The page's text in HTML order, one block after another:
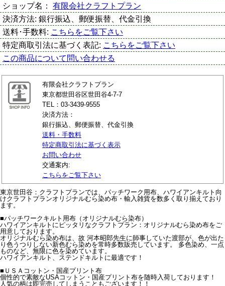
ショップ名： 有限会社クラフトプラン
決済方法: 銀行振込、郵便振替、代金引換
送料･手数料: こちらをご覧下さい
特定商取引法に基づく表記: こちらをご覧下さい
この商品について問い合わせる
有限会社クラフトプラン
東京都世田谷区世田谷4-7-7
TEL：03-3439-9555
決済方法：
銀行振込、郵便振替、代金引換
送料・手数料
特定商取引法に基づく表示
お問い合わせ
交通案内:
こちらをご覧下さい
東京世田谷：クラフトプランでは、パッチワーク用布、ハワイアンキルト向
けクラフトプランオリジナルむら染め布・輸入雑貨を数多く取り揃えており
ます。
■パッチワークキルト用布（オリジナルむら染布）
ハワイアンキルトにピッタリなクラフトプラン：オリジナルむら染め布をご
用意しております。
オリジナルむら染め布は、故 河本昭郎先生に師事していた渡部が、色が出た
り色うつりしない新色むら染めを常時多数販売しています。 多色染め、一点
ものなど、無限に色を染めています。
ハワイアンキルト、ステンドキルトに最適です！
■ＵＳＡコットン・国産プリント布
個性的で素敵なUSAコットン・国産プリント布を随時入荷しております！
人気の柄は即完売してしまうこともございます！！